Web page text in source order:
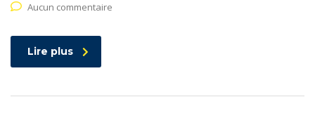
Aucun commentaire
Lire plus